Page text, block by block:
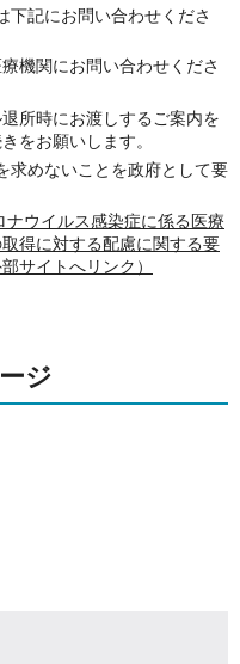
下記にお問い合わせくださ
機関にお問い合わせくださ
所時にお渡しするご案内を
をお願いします。
求めないことを政府として要
ウイルス感染症に係る医療
得に対する配慮に関する要
サイトへリンク）
ジ